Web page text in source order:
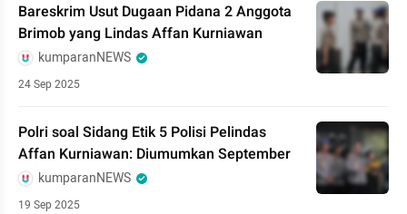
Bareskrim Usut Dugaan Pidana 2 Anggota
Brimob yang Lindas Affan Kurniawan
kumparanNEWS
24 Sep 2025
Polri soal Sidang Etik 5 Polisi Pelindas
Affan Kurniawan: Diumumkan September
kumparanNEWS
19 Sep 2025